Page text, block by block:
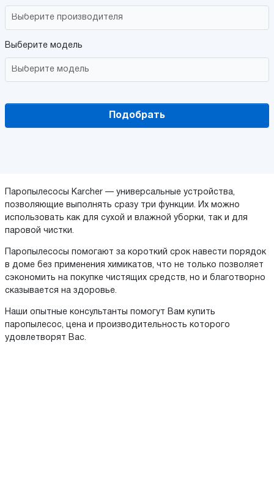
Выберите модель
Подобрать
Паропылесосы Karcher — универсальные устройства,
позволяющие выполнять сразу три функции. Их можно
использовать как для сухой и влажной уборки, так и для
паровой чистки.
Паропылесосы помогают за короткий срок навести порядок
в доме без применения химикатов, что не только позволяет
сэкономить на покупке чистящих средств, но и благотворно
сказывается на здоровье.
Наши опытные консультанты помогут Вам купить
паропылесос, цена и производительность которого
удовлетворят Вас.